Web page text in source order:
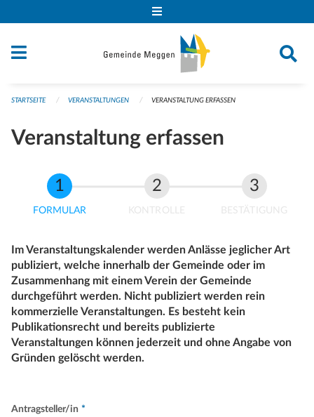
STARTSEITE VERANSTALTUNGEN VERANSTALTUNG ERFASSEN
Veranstaltung erfassen
FORMULAR KONTROLLE BESTÄTIGUNG
Im Veranstaltungskalender werden Anlässe jeglicher Art
publiziert, welche innerhalb der Gemeinde oder im
Zusammenhang mit einem Verein der Gemeinde
durchgeführt werden. Nicht publiziert werden rein
kommerzielle Veranstaltungen. Es besteht kein
Publikationsrecht und bereits publizierte
Veranstaltungen können jederzeit und ohne Angabe von
Gründen gelöscht werden.
Antragsteller/in *